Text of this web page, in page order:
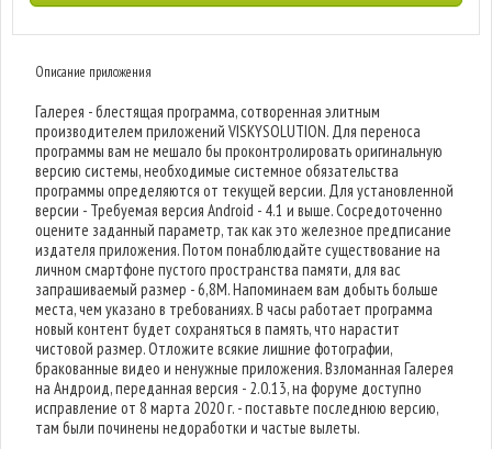
Описание приложения
Галерея - блестящая программа, сотворенная элитным
производителем приложений VISKYSOLUTION. Для переноса
программы вам не мешало бы проконтролировать оригинальную
версию системы, необходимые системное обязательства
программы определяются от текущей версии. Для установленной
версии - Требуемая версия Android - 4.1 и выше. Сосредоточенно
оцените заданный параметр, так как это железное предписание
издателя приложения. Потом понаблюдайте существование на
личном смартфоне пустого пространства памяти, для вас
запрашиваемый размер - 6,8M. Напоминаем вам добыть больше
места, чем указано в требованиях. В часы работает программа
новый контент будет сохраняться в память, что нарастит
чистовой размер. Отложите всякие лишние фотографии,
бракованные видео и ненужные приложения. Взломанная Галерея
на Андроид, переданная версия - 2.0.13, на форуме доступно
исправление от 8 марта 2020 г. - поставьте последнюю версию,
там были починены недоработки и частые вылеты.